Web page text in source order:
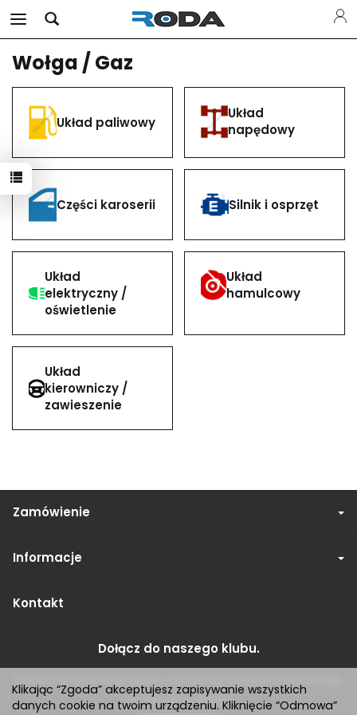
Wołga / Gaz
Układ paliwowy
Układ
napędowy
Części karoserii Silnik i osprzęt
Układ
elektryczny /
oświetlenie
Układ
hamulcowy
Układ
kierowniczy /
zawieszenie
Zamówienie
Informacje
Kontakt
Dołącz do naszego klubu.
promocje i rabaty.
Klikając “Zgoda” akceptujesz zapisywanie wszystkich
danych cookie na twoim urządzeniu. Kliknięcie “Odmowa”